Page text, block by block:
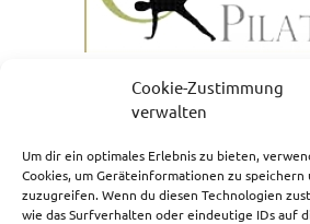
Cookie-Zustimmung
verwalten
Um dir ein optimales Erlebnis zu bieten,
Cookies, um Geräteinformationen zu
zuzugreifen. Wenn du diesen Technologien
wie das Surfverhalten oder eindeutige IDs auf
NEWSLETTERANMELDUNG